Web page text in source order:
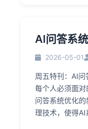
AI问答系
2026-05-01
周五特刊：AI
每个人必须面
问答系统优化
理技术，使得